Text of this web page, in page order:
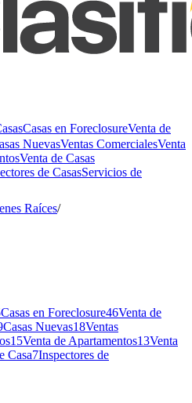
Casas en ForeclosureVenta de
NuevasVentas ComercialesVenta
Venta de Casas
de CasasServicios de
Raíces/
Casas en Foreclosure46Venta de
Casas Nuevas18Ventas
15Venta de Apartamentos13Venta
Casa7Inspectores de